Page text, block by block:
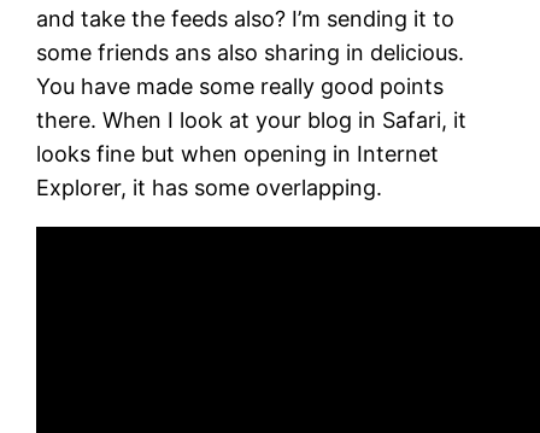
and take the feeds also? I’m sending it to
some friends ans also sharing in delicious.
You have made some really good points
there. When I look at your blog in Safari, it
looks fine but when opening in Internet
Explorer, it has some overlapping.